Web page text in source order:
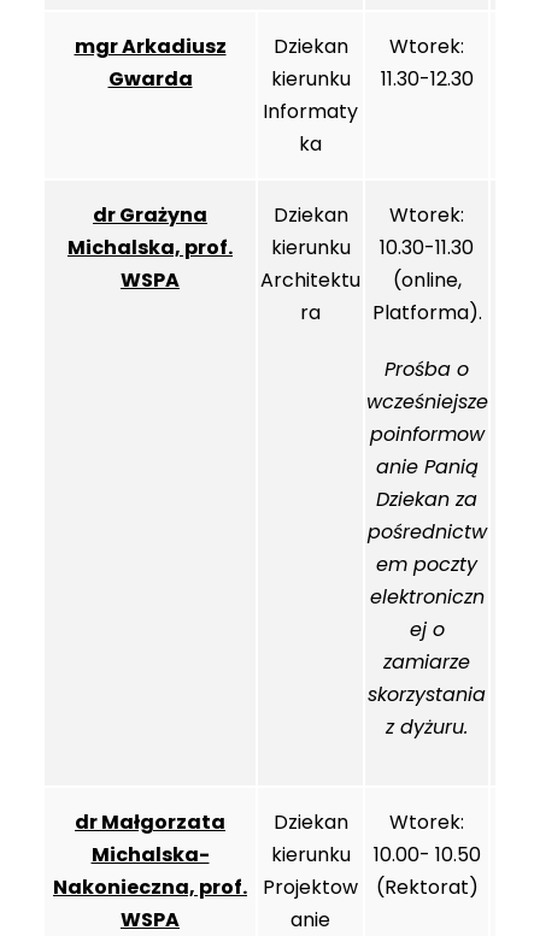
mgr Arkadiusz
Gwarda
Dziekan
kierunku
Informaty
ka
Wtorek:
11.30-12.30
dr Grażyna
Michalska, prof.
WSPA
Dziekan
kierunku
Architektu
ra
Wtorek:
10.30-11.30
(online,
Platforma).
Prośba o
wcześniejsze
poinformow
anie Panią
Dziekan za
pośrednictw
em poczty
elektroniczn
ej o
zamiarze
skorzystania
z dyżuru.
dr Małgorzata
Michalska-
Nakonieczna, prof.
WSPA
Dziekan
kierunku
Projektow
anie
Wtorek:
10.00- 10.50
(Rektorat)